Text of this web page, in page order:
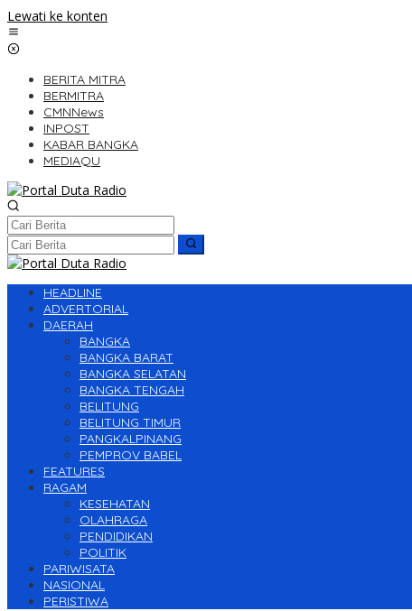
Lewati ke konten
BERITA MITRA
BERMITRA
CMNNews
INPOST
KABAR BANGKA
MEDIAQU
HEADLINE
ADVERTORIAL
DAERAH
BANGKA
BANGKA BARAT
BANGKA SELATAN
BANGKA TENGAH
BELITUNG
BELITUNG TIMUR
PANGKALPINANG
PEMPROV BABEL
FEATURES
RAGAM
KESEHATAN
OLAHRAGA
PENDIDIKAN
POLITIK
PARIWISATA
NASIONAL
PERISTIWA